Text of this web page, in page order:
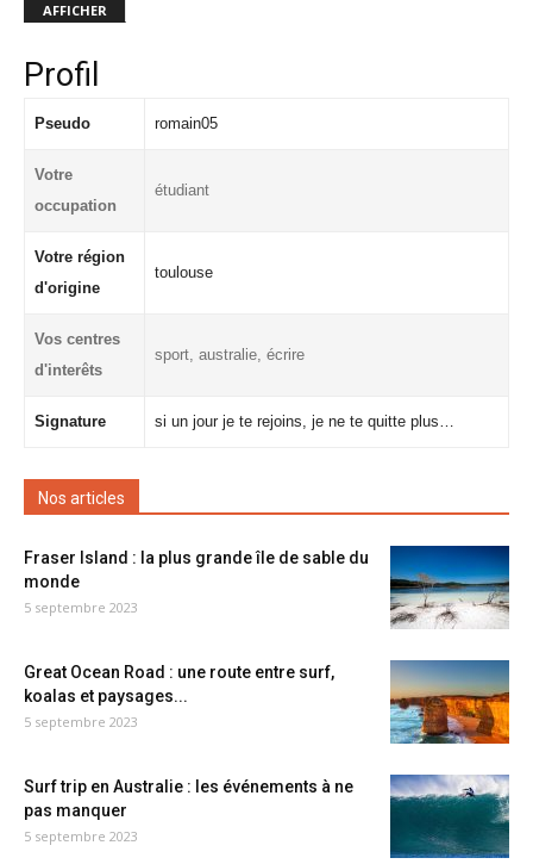
AFFICHER
Profil
Pseudo romain05
Votre
occupation
étudiant
Votre région
d'origine
toulouse
Vos centres
d'interêts
sport, australie, écrire
Signature si un jour je te rejoins, je ne te quitte plus…
Nos articles
Fraser Island : la plus grande île de sable du
monde
5 septembre 2023
Great Ocean Road : une route entre surf,
koalas et paysages...
5 septembre 2023
Surf trip en Australie : les événements à ne
pas manquer
5 septembre 2023